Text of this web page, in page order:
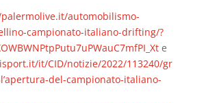
automobilismo-
campionato-italiano-drifting/?
e
it/CID/notizie/2022/113240/gr
del-campionato-italiano-